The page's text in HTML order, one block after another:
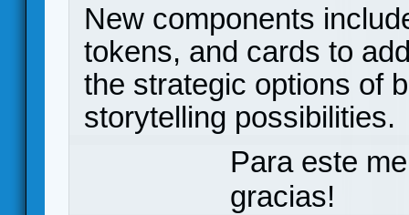
New components
tokens, and cards to
the strategic options of
storytelling possibilities.
Para este
gracias!